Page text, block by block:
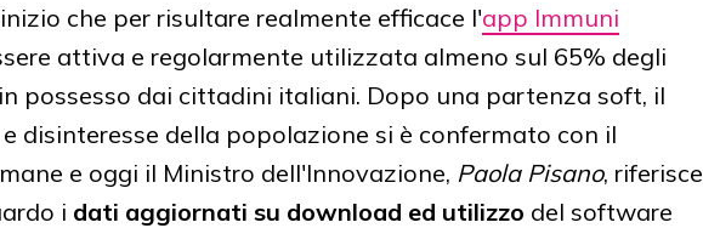
che per risultare realmente efficace l'app Immuni
attiva e regolarmente utilizzata almeno sul 65% degli
possesso dai cittadini italiani. Dopo una partenza soft, il
disinteresse della popolazione si è confermato con il
e oggi il Ministro dell'Innovazione, Paola Pisano, riferisce
i dati aggiornati su download ed utilizzo del software